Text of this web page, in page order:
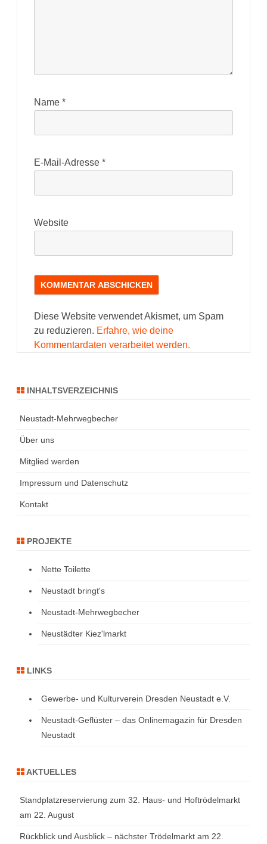
Name *
E-Mail-Adresse *
Website
Diese Website verwendet Akismet, um Spam
zu reduzieren. Erfahre, wie deine
Kommentardaten verarbeitet werden.
INHALTSVERZEICHNIS
Neustadt-Mehrwegbecher
Über uns
Mitglied werden
Impressum und Datenschutz
Kontakt
PROJEKTE
Nette Toilette
Neustadt bringt's
Neustadt-Mehrwegbecher
Neustädter Kiez'lmarkt
LINKS
Gewerbe- und Kulturverein Dresden Neustadt e.V.
Neustadt-Geflüster – das Onlinemagazin für Dresden
Neustadt
AKTUELLES
Standplatzreservierung zum 32. Haus- und Hoftrödelmarkt
am 22. August
Rückblick und Ausblick – nächster Trödelmarkt am 22.